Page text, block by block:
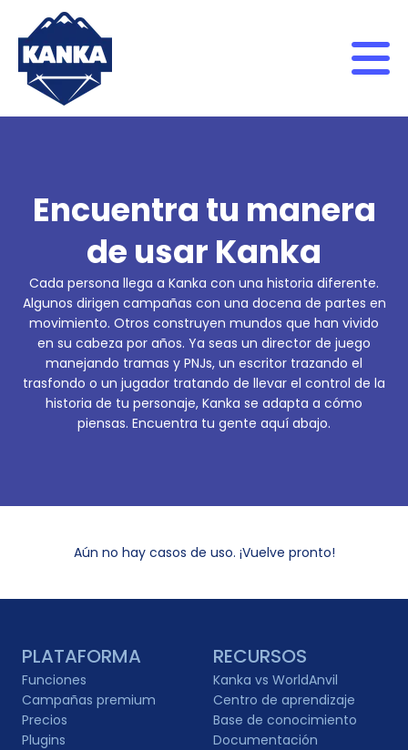
Skip to content
Encuentra tu manera
de usar Kanka
Cada persona llega a Kanka con una historia diferente.
Algunos dirigen campañas con una docena de partes en
movimiento. Otros construyen mundos que han vivido
en su cabeza por años. Ya seas un director de juego
manejando tramas y PNJs, un escritor trazando el
trasfondo o un jugador tratando de llevar el control de la
historia de tu personaje, Kanka se adapta a cómo
piensas. Encuentra tu gente aquí abajo.
Aún no hay casos de uso. ¡Vuelve pronto!
PLATAFORMA
Funciones
Campañas premium
Precios
Plugins
RECURSOS
Kanka vs WorldAnvil
Centro de aprendizaje
Base de conocimiento
Documentación